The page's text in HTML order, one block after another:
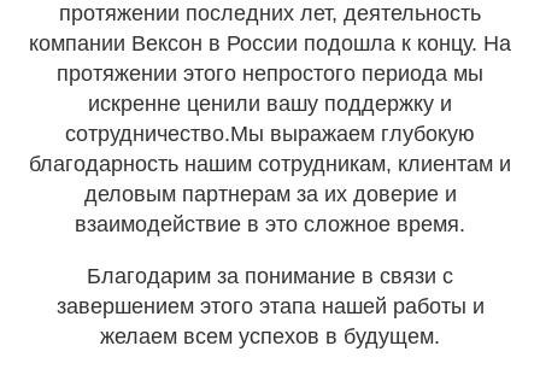
протяжении последних лет, деятельность
компании Вексон в России подошла к концу. На
протяжении этого непростого периода мы
искренне ценили вашу поддержку и
сотрудничество.Мы выражаем глубокую
благодарность нашим сотрудникам, клиентам и
деловым партнерам за их доверие и
взаимодействие в это сложное время.
Благодарим за понимание в связи с
завершением этого этапа нашей работы и
желаем всем успехов в будущем.